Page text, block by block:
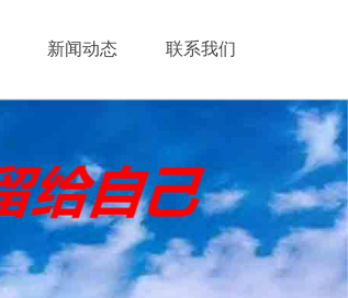
新闻动态 联系我们